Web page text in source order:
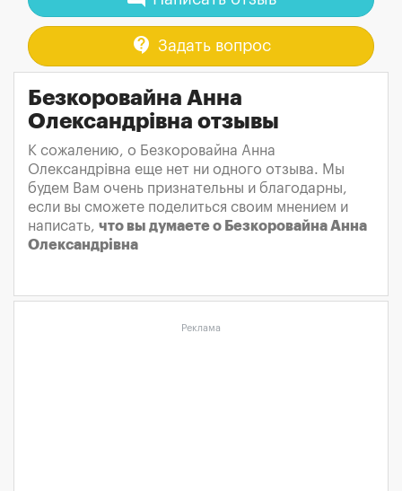
contact_support Задать вопрос
Безкоровайна Анна
Олександрівна отзывы
К сожалению, о Безкоровайна Анна
Олександрівна еще нет ни одного отзыва. Мы
будем Вам очень признательны и благодарны,
если вы сможете поделиться своим мнением и
написать, что вы думаете о Безкоровайна Анна
Олександрівна
Реклама